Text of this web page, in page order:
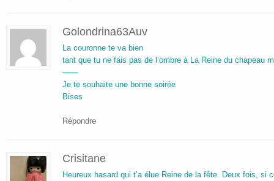
Golondrina63Auv
La couronne te va bien
tant que tu ne fais pas de l’ombre à La Reine du chapeau
——
Je te souhaite une bonne soirée
Bises
Répondre
Crisitane
Heureux hasard qui t’a élue Reine de la fête. Deux fois, si